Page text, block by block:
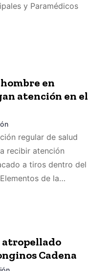
y Paramédicos
en
atención en el
regular de salud
recibir atención
a tiros dentro del
de la…
Cadena